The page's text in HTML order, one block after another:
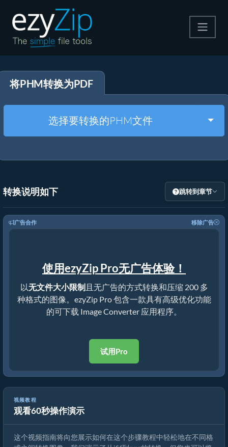
解压
其他工具
将PHM转换为PDF
选择要转换的PHM文件
转换说明如下 跳转到章节
广告合作 移除广告
使用ezyZip Pro无广告体验！
以无文件大小限制且无广告的方式转换和压缩 200 多
种格式的图像。ezyZip Pro 包含一款具有高级优化功能
的可下载 Image Converter 应用程序。
试用Pro
视频教程
观看60秒操作演示
如何在线转换图像格式
这个视频指南将向您展示如何在这个步骤教程中轻松地在不同格